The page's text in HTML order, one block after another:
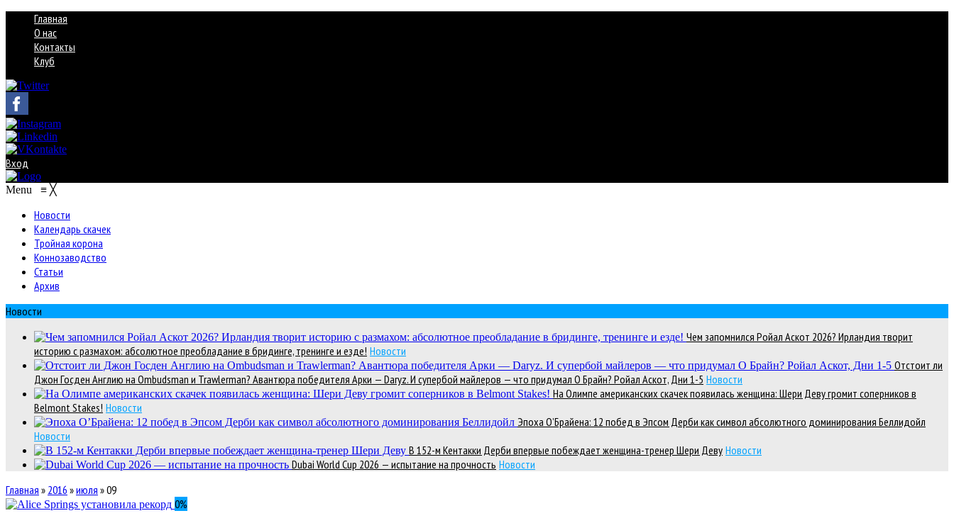
Главная
О нас
Контакты
Клуб
Вход
Menu ≡ ╳
Новости
Календарь скачек
Тройная корона
Коннозаводство
Статьи
Архив
Новости
Чем запомнился Ройал Аскот 2026? Ирландия творит
историю с размахом: абсолютное преобладание в бридинге, тренинге и езде! Новости
Отстоит ли
Джон Госден Англию на Ombudsman и Trawlerman? Авантюра победителя Арки — Daryz. И супербой майлеров — что придумал О Брайн? Ройал Аскот, Дни 1-5 Новости
На Олимпе американских скачек появилась женщина: Шери Деву громит соперников в
Belmont Stakes! Новости
Эпоха О’Брайена: 12 побед в Эпсом Дерби как символ абсолютного доминирования Беллидойл
Новости
В 152-м Кентакки Дерби впервые побеждает женщина-тренер Шери Деву Новости
Dubai World Cup 2026 — испытание на прочность Новости
Главная » 2016 »июля »09
0%